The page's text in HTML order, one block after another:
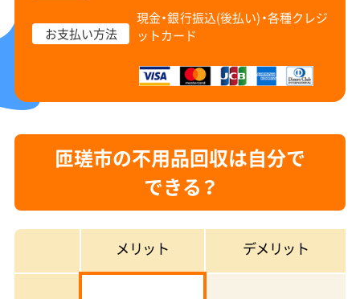
お支払い方法
現金・銀行振込(後払い)・各種クレジ
ットカード
匝瑳市の不用品回収は自分で
できる？
メリット デメリット